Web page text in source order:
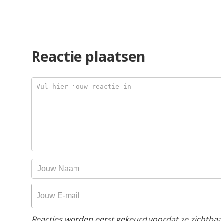
Reactie plaatsen